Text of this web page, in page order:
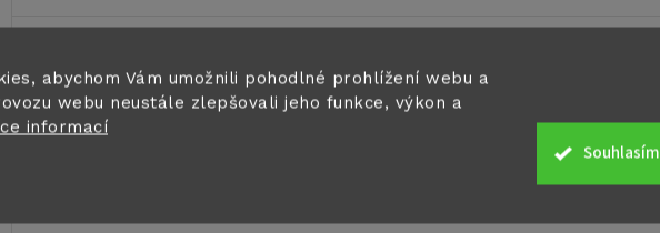
abychom Vám umožnili pohodlné prohlížení webu a
webu neustále zlepšovali jeho funkce, výkon a
informací
Souhlasím